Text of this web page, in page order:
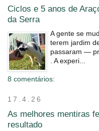
Ciclos e 5 anos de
da Serra
A gente se
terem jardim
passaram ―
. A experi...
8 comentários:
17.4.26
As melhores mentiras
resultado